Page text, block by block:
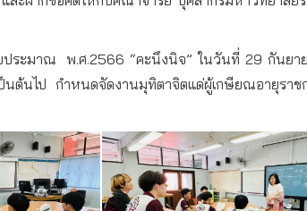
ประมาณ พ.ศ.2566 “คะนึงนิจ”ในวันที่ 29 กันยา
นต้นไป กำหนดจัดงานมุทิตาจิตแด่ผู้เกษียณอายุราช